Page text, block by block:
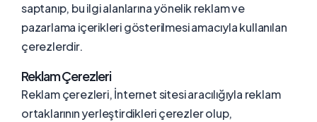
saptanıp, bu ilgi alanlarına yönelik reklam ve
pazarlama içerikleri gösterilmesi amacıyla kullanılan
çerezlerdir.
Reklam Çerezleri
Reklam çerezleri, İnternet sitesi aracılığıyla reklam
ortaklarının yerleştirdikleri çerezler olup,